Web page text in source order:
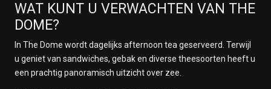
WAT KUNT U VERWACHTEN VAN THE
DOME?
In The Dome wordt dagelijks afternoon tea geserveerd. Terwijl
u geniet van sandwiches, gebak en diverse theesoorten heeft u
een prachtig panoramisch uitzicht over zee.